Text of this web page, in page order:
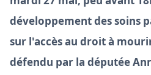
développement des soins
sur l'accès au droit à
défendu par la députée